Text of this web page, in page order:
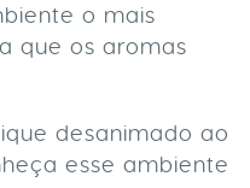
o mais
que os aromas
desanimado ao
esse ambiente